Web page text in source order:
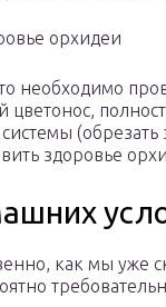
орхидеи
необходимо
здоровье
как мы уже